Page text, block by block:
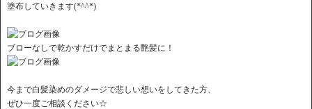
塗布していきます(*^^*)
ブローなしで乾かすだけでまとまる艶髪に！
今まで白髪染めのダメージで悲しい想いをしてきた方、
ぜひ一度ご相談ください☆